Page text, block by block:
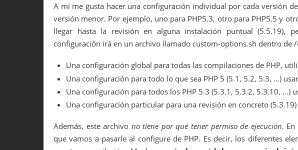
A mí me gusta hacer una configuración individual por cada versión
versión menor. Por ejemplo, uno para PHP5.3, otro para PHP5.5 y
llegar hasta la revisión en alguna instalación puntual (5.5.19),
configuración irá en un archivo llamado custom-options.sh dentro de
Una configuración global para todas las compilaciones de PHP,
Una configuración para todo lo que sea PHP 5 (5.1, 5.2, 5.3, …)
Una configuración para todos los PHP 5.3 (5.3.1, 5.3.2, 5.3.10, …)
Una configuración particular para una revisión en concreto
Además, este archivo no tiene por qué tener permiso de ejecución.
que vamos a pasarle al configure de PHP. Es decir, los diferentes